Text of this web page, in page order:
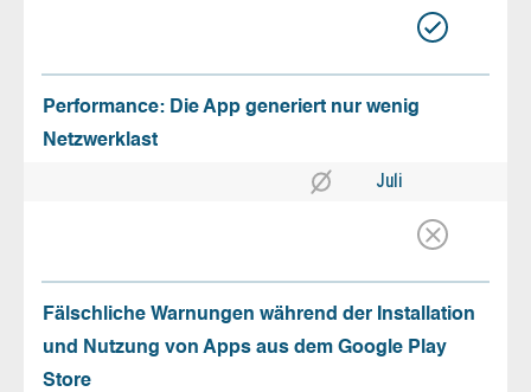
Performance: Die App generiert nur wenig
Netzwerklast
Juli
Fälschliche Warnungen während der Installation
und Nutzung von Apps aus dem Google Play
Store